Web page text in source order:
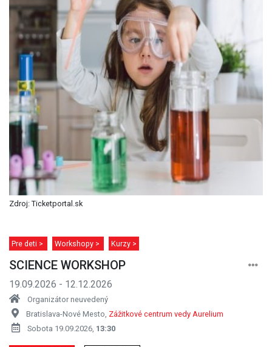
Zdroj: Ticketportal.sk
Pre deti > Workshopy > Kurzy >
SCIENCE WORKSHOP
19.09.2026 - 12.12.2026
Organizátor neuvedený
Bratislava-Nové Mesto, Zážitkové centrum vedy Aurelium
Sobota 19.09.2026, 13:30